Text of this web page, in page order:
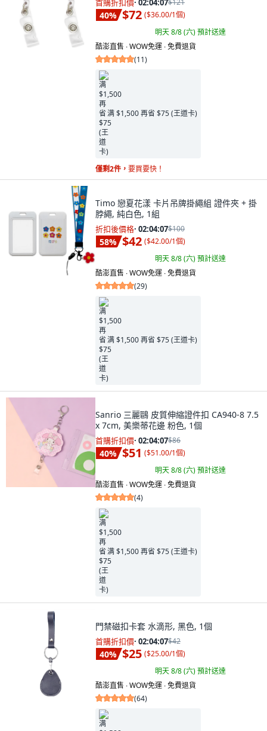
首購折扣價· 02:04:05$121
40% $72 ($36.00/1個)
明天 8/8 (六)預計送達
酷澎直售 ∙ WOW免運 ∙ 免費退貨
(11)
满 $1,500 再省 $75 (王道卡)
僅剩2件， 要買要快！
Timo 戀夏花漾 卡片吊牌掛繩組 證件夾 + 掛
脖繩, 純白色, 1組
折扣後價格· 02:04:05$100
58% $42 ($42.00/1個)
明天 8/8 (六)預計送達
酷澎直售 ∙ WOW免運 ∙ 免費退貨
(29)
满 $1,500 再省 $75 (王道卡)
Sanrio 三麗鷗 皮質伸縮證件扣 CA940-8 7.5
x 7cm, 美樂蒂花邊 粉色, 1個
首購折扣價· 02:04:05$86
40% $51 ($51.00/1個)
明天 8/8 (六)預計送達
酷澎直售 ∙ WOW免運 ∙ 免費退貨
(4)
满 $1,500 再省 $75 (王道卡)
門禁磁扣卡套 水滴形, 黑色, 1個
首購折扣價· 02:04:05$42
40% $25 ($25.00/1個)
明天 8/8 (六)預計送達
酷澎直售 ∙ WOW免運 ∙ 免費退貨
(64)